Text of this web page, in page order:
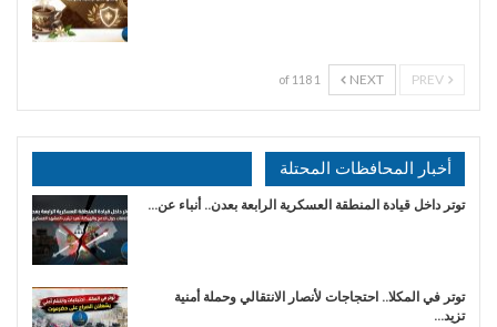
NEXT
1 of 118
أخبار المحافظات المحتلة
توتر داخل قيادة المنطقة العسكرية الرابعة بعدن.. أنباء عن…
توتر في المكلا.. احتجاجات لأنصار الانتقالي وحملة أمنية
تزيد…